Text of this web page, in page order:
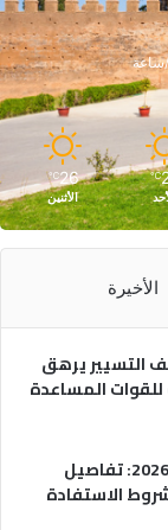
℃
26
℃
الأثنين
الأخيرة
التسيير يرهق
للقوات المساعدة
منحة الحج لرجال التعليم 2026: تفاصيل
الاستفادة